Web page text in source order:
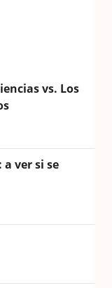
vs. Los
ver si se